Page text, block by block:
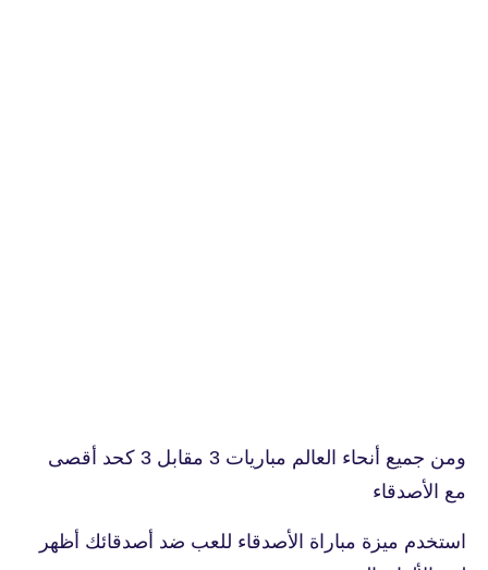
ومن جميع أنحاء العالم مباريات 3 مقابل 3 كحد أقصى
مع الأصدقاء
استخدم ميزة مباراة الأصدقاء للعب ضد أصدقائك أظهر